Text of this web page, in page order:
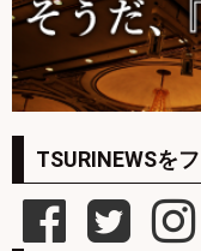
TSURINEWSを